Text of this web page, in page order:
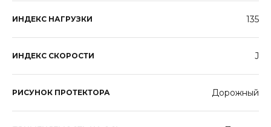
ИНДЕКС НАГРУЗКИ 135
ИНДЕКС СКОРОСТИ J
РИСУНОК ПРОТЕКТОРА Дорожный